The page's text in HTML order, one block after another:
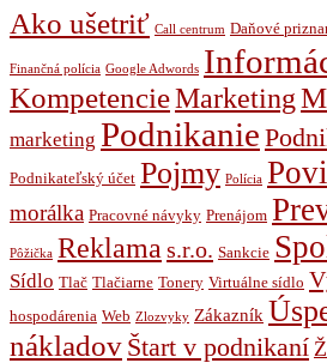
Ako ušetriť Call centrum Daňové
Finančná polícia Google Adwords
KompetencieMarketing
marketing Podnikanie
Podnikateľský účet Pojmy Polícia
morálka Pracovné návyky Prenájom
Pôžička Reklama s.r.o. Sankcie
Sídlo Tlač Tlačiarne Tonery Virtuálne sídlo
hospodárenia Web Zlozvyky Zákazník
nákladov Štart v podnikaní